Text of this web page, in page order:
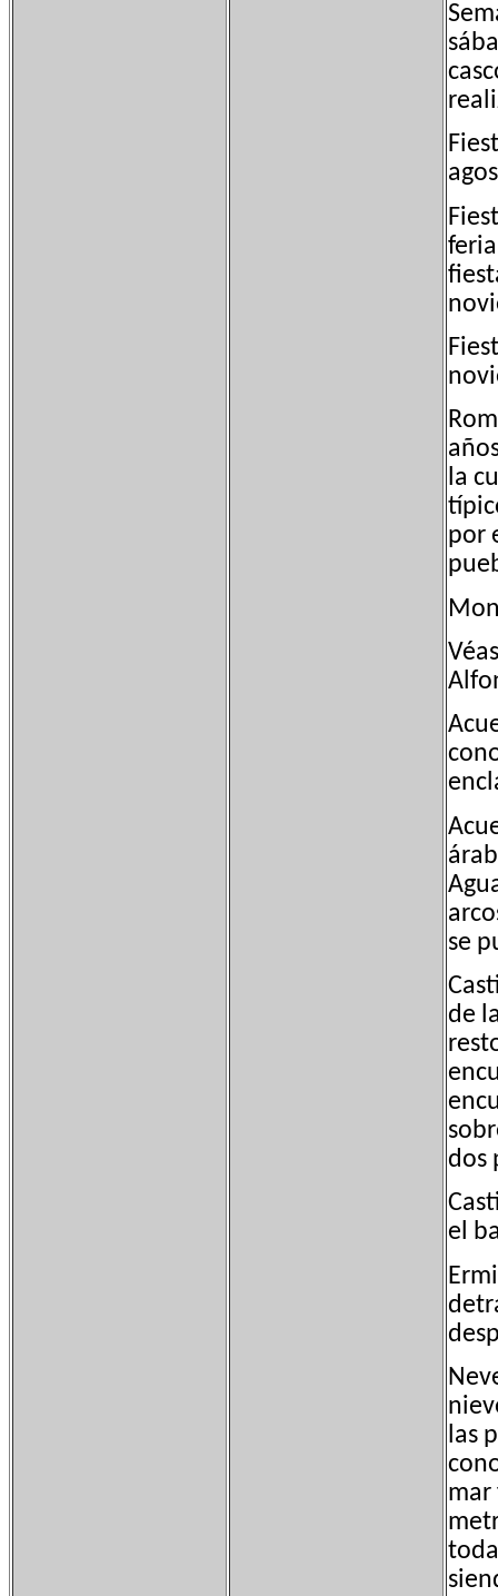
la
por
se
de
dos
el
las
mar